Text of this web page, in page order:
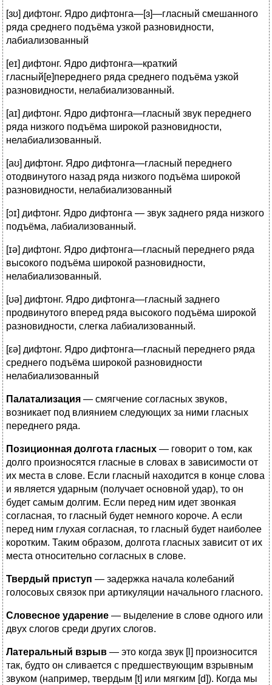
[ɜʊ] дифтонг. Ядро дифтонга—[ɜ]—гласный смешанного
ряда среднего подъёма узкой разновидности,
лабиализованный
[eɪ] дифтонг. Ядро дифтонга—краткий
гласный[e]переднего ряда среднего подъёма узкой
разновидности, нелабиализованный.
[aɪ] дифтонг. Ядро дифтонга—гласный звук переднего
ряда низкого подъёма широкой разновидности,
нелабиализованный.
[aʊ] дифтонг. Ядро дифтонга—гласный переднего
отодвинутого назад ряда низкого подъёма широкой
разновидности, нелабиализованный
[ɔɪ] дифтонг. Ядро дифтонга — звук заднего ряда низкого
подъёма, лабиализованный.
[ɪə] дифтонг. Ядро дифтонга—гласный переднего ряда
высокого подъёма широкой разновидности,
нелабиализованный.
[ʊə] дифтонг. Ядро дифтонга—гласный заднего
продвинутого вперед ряда высокого подъёма широкой
разновидности, слегка лабиализованный.
[εə] дифтонг. Ядро дифтонга—гласный переднего ряда
среднего подъёма широкой разновидности
нелабиализованный
Палатализация — смягчение согласных звуков,
возникает под влиянием следующих за ними гласных
переднего ряда.
Позиционная долгота гласных — говорит о том, как
долго произносятся гласные в словах в зависимости от
их места в слове. Если гласный находится в конце слова
и является ударным (получает основной удар), то он
будет самым долгим. Если перед ним идет звонкая
согласная, то гласный будет немного короче. А если
перед ним глухая согласная, то гласный будет наиболее
коротким. Таким образом, долгота гласных зависит от их
места относительно согласных в слове.
Твердый приступ — задержка начала колебаний
голосовых связок при артикуляции начального гласного.
Словесное ударение — выделение в слове одного или
двух слогов среди других слогов.
Латеральный взрыв — это когда звук [l] произносится
так, будто он сливается с предшествующим взрывным
звуком (например, твердым [t] или мягким [d]). Когда мы